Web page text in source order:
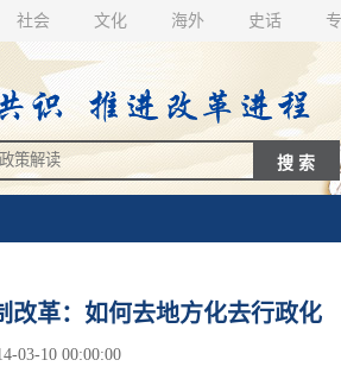
社会 文化 海外 史话
改革：如何去地方化去行政化
03-10 00:00:00